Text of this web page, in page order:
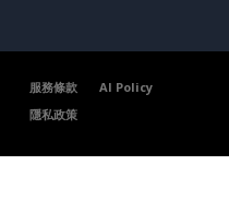
服務條款
AI Policy
隱私政策